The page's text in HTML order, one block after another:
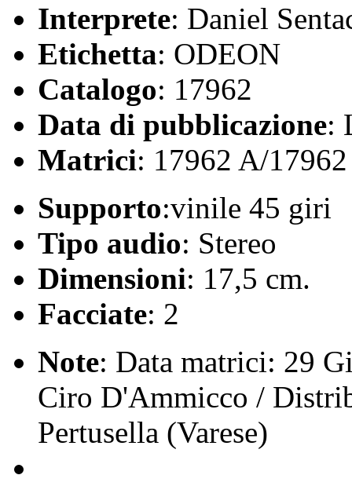
Interprete: Daniel
Etichetta: ODEON
Catalogo: 17962
Data di pubblicazione:
Matrici: 17962 A/
Supporto:vinile 45 giri
Tipo audio: Stereo
Dimensioni: 17,5 cm.
Facciate: 2
Note: Data matrici: 29
Ciro D'Ammicco /
Pertusella (Varese)